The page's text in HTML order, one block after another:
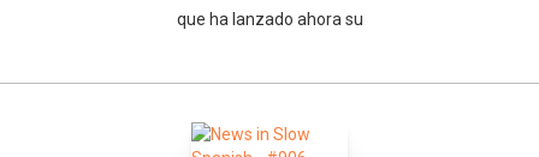
que ha lanzado ahora su